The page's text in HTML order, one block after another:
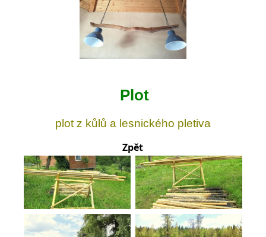
Plot
plot z kůlů a lesnického pletiva
Zpět